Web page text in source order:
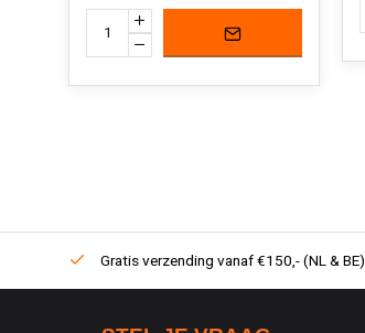
Gratis verzending vanaf €150,- (NL & BE)